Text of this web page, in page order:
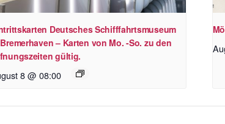
Deutsches Schifffahrtsmuseum
– Karten von Mo. -So. zu den
gültig.
8 @ 08:00